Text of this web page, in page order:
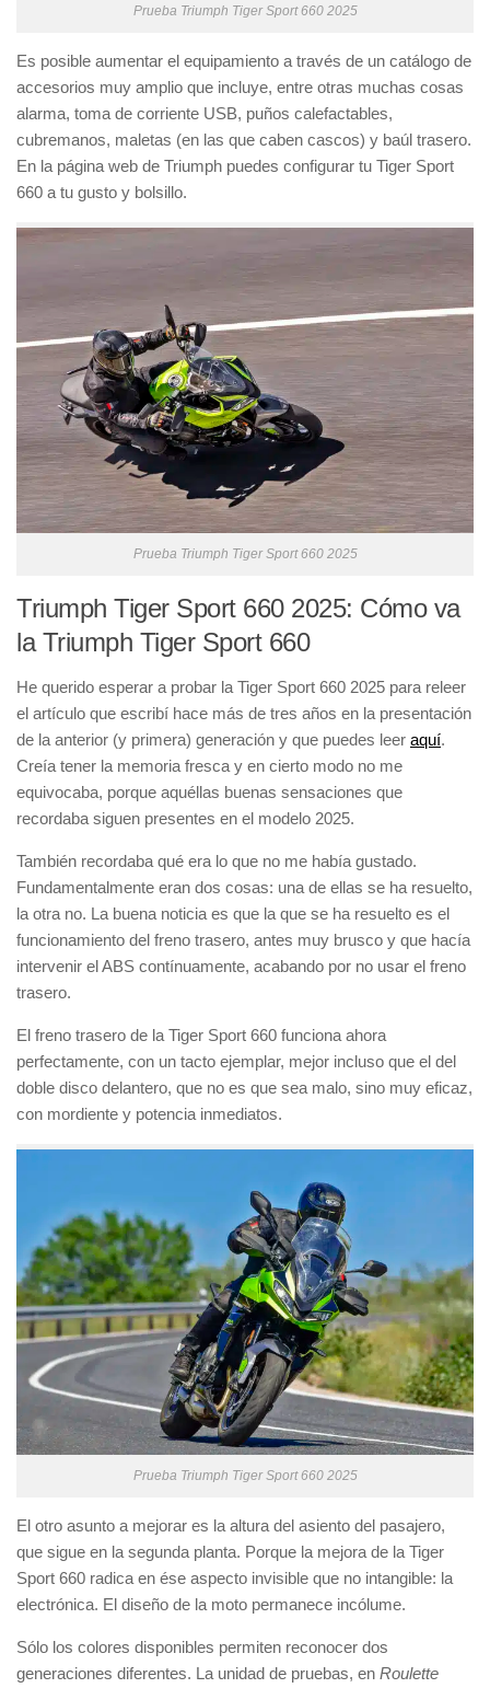
Prueba Triumph Tiger Sport 660 2025
Es posible aumentar el equipamiento a través de un catálogo de
accesorios muy amplio que incluye, entre otras muchas cosas
alarma, toma de corriente USB, puños calefactables,
cubremanos, maletas (en las que caben cascos) y baúl trasero.
En la página web de Triumph puedes configurar tu Tiger Sport
660 a tu gusto y bolsillo.
Prueba Triumph Tiger Sport 660 2025
Triumph Tiger Sport 660 2025: Cómo va
la Triumph Tiger Sport 660
He querido esperar a probar la Tiger Sport 660 2025 para releer
el artículo que escribí hace más de tres años en la presentación
de la anterior (y primera) generación y que puedes leer aquí.
Creía tener la memoria fresca y en cierto modo no me
equivocaba, porque aquéllas buenas sensaciones que
recordaba siguen presentes en el modelo 2025.
También recordaba qué era lo que no me había gustado.
Fundamentalmente eran dos cosas: una de ellas se ha resuelto,
la otra no. La buena noticia es que la que se ha resuelto es el
funcionamiento del freno trasero, antes muy brusco y que hacía
intervenir el ABS contínuamente, acabando por no usar el freno
trasero.
El freno trasero de la Tiger Sport 660 funciona ahora
perfectamente, con un tacto ejemplar, mejor incluso que el del
doble disco delantero, que no es que sea malo, sino muy eficaz,
con mordiente y potencia inmediatos.
Prueba Triumph Tiger Sport 660 2025
El otro asunto a mejorar es la altura del asiento del pasajero,
que sigue en la segunda planta. Porque la mejora de la Tiger
Sport 660 radica en ése aspecto invisible que no intangible: la
electrónica. El diseño de la moto permanece incólume.
Sólo los colores disponibles permiten reconocer dos
generaciones diferentes. La unidad de pruebas, en Roulette